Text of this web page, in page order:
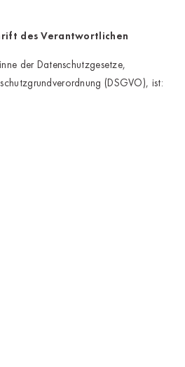
des Verantwortlichen
der Datenschutzgesetze,
(DSGVO), ist: